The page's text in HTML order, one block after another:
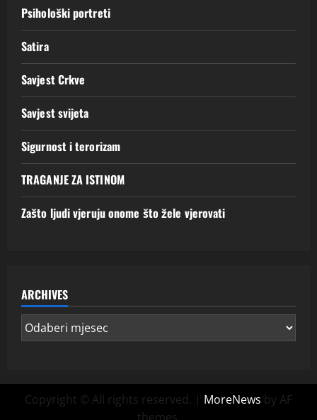
Psihološki portreti
Satira
Savjest Crkve
Savjest svijeta
Sigurnost i terorizam
TRAGANJE ZA ISTINOM
Zašto ljudi vjeruju onome što žele vjerovati
ARCHIVES
Copyright © All rights reserved. | MoreNews by AF